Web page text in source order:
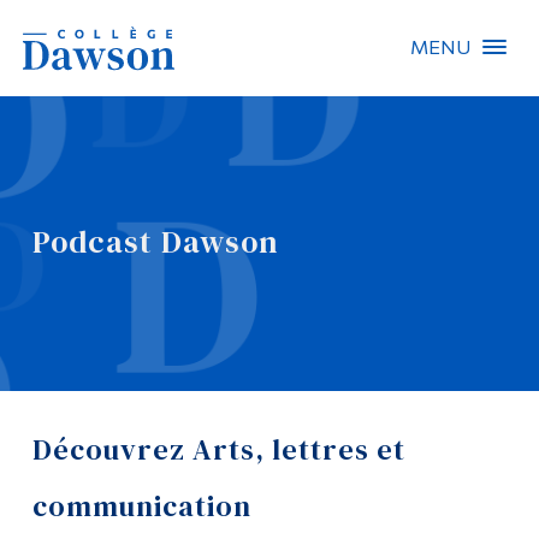
MENU
Podcast Dawson
Découvrez Arts, lettres et
communication
Recherche sur le site
Recherche de personnes
EN
Omnivox
Liens rapides